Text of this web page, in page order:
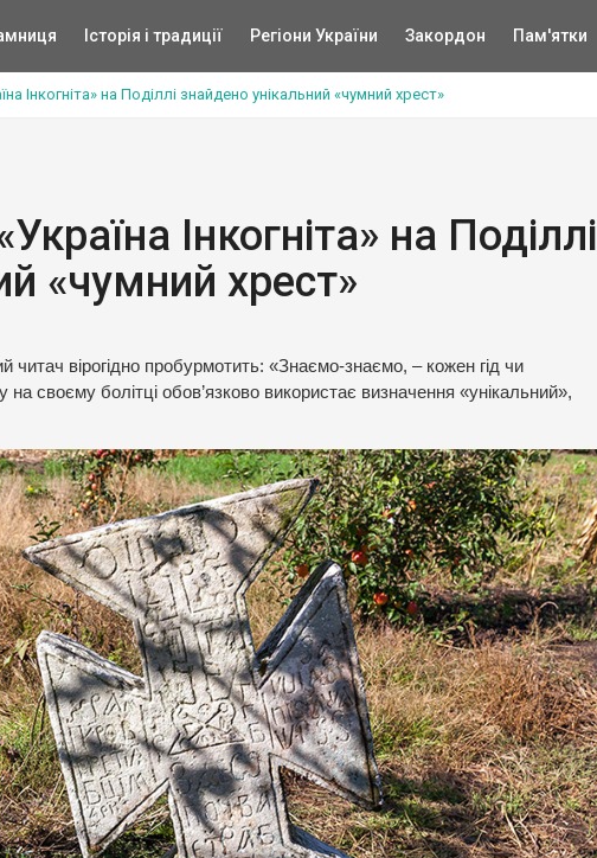
Історія і традиції Регіони України Закордон Пам'ятки
Інкогніта» на Поділлі знайдено унікальний «чумний хрест»
Інкогніта» на Поділлі
«чумний хрест»
вірогідно пробурмотить: «Знаємо-знаємо, – кожен гід чи
на своєму болітці обов’язково використає визначення «унікальний»,